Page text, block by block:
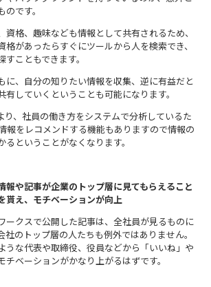
です。
資格、趣味なども情報として共有されるため、
格があったらすぐにツールから人を検索でき、
こともできます。
に、自分の知りたい情報を収集、逆に有益だと
有していくということも可能になります。
り、社員の働き方をシステムで分析しているた
報をレコメンドする機能もありますので情報の
ということがなくなります。
報や記事が企業のトップ層に見てもらえること
貰え、モチベーションが向上
ークスで公開した記事は、全社員が見るものに
社のトップ層の人たちも例外ではありません。
うな代表や取締役、役員などから「いいね」や
チベーションがかなり上がるはずです。